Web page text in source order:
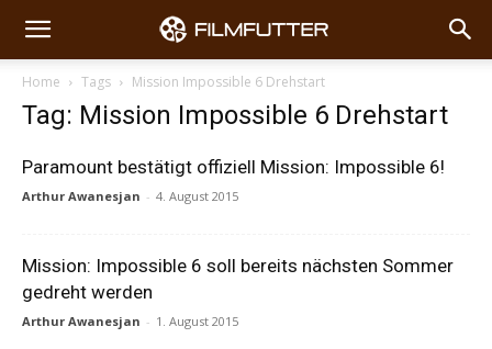
Home Tags Mission Impossible 6 Drehstart
Tag: Mission Impossible 6 Drehstart
Paramount bestätigt offiziell Mission: Impossible 6!
Arthur Awanesjan - 4. August 2015
Mission: Impossible 6 soll bereits nächsten Sommer
gedreht werden
Arthur Awanesjan - 1. August 2015